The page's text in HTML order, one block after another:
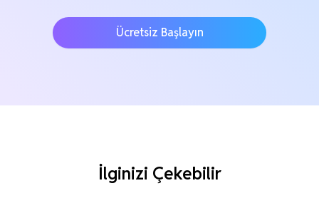
Ücretsiz Başlayın
İlginizi Çekebilir